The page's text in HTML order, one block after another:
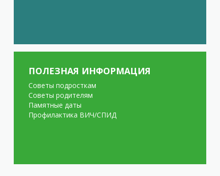
ПОЛЕЗНАЯ ИНФОРМАЦИЯ
Советы подросткам
Советы родителям
Памятные даты
Профилактика ВИЧ/СПИД